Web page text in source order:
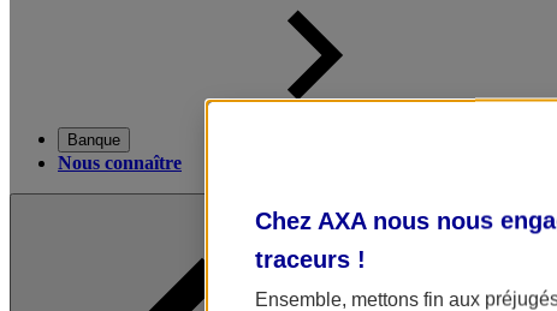
Banque
Nous connaître
Chez AXA nous nous
traceurs !
Ensemble, mettons fin aux